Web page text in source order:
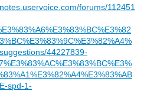
forums/112451
44227839-
spd-1-